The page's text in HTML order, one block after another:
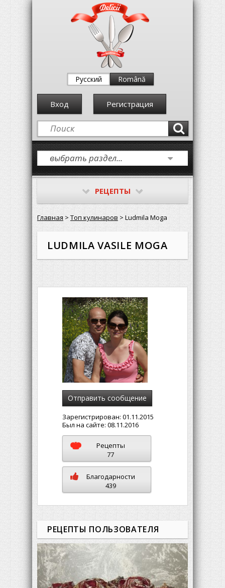
Русский Română
Вход Регистрация
РЕЦЕПТЫ
Главная > Топ кулинаров > Ludmila Moga
LUDMILA VASILE MOGA
Отправить сообщение
Зарегистрирован: 01.11.2015
Был на сайте: 08.11.2016
Рецепты
77
Благодарности
439
РЕЦЕПТЫ ПОЛЬЗОВАТЕЛЯ